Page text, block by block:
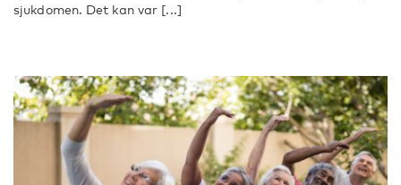
sjukdomen. Det kan var [...]